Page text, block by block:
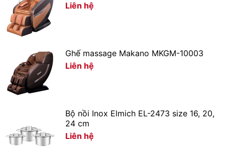
Liên hệ
Ghế massage Makano MKGM-10003
Liên hệ
Bộ nồi Inox Elmich EL-2473 size 16, 20,
24 cm
Liên hệ